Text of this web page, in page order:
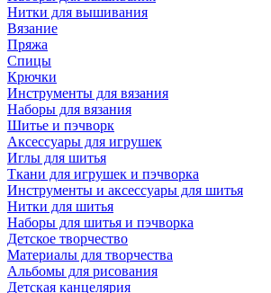
Нитки для вышивания
Вязание
Пряжа
Спицы
Крючки
Инструменты для вязания
Наборы для вязания
Шитье и пэчворк
Аксессуары для игрушек
Иглы для шитья
Ткани для игрушек и пэчворка
Инструменты и аксессуары для шитья
Нитки для шитья
Наборы для шитья и пэчворка
Детское творчество
Материалы для творчества
Альбомы для рисования
Детская канцелярия